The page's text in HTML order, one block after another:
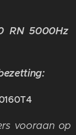
RN 5000Hz
vooraan op